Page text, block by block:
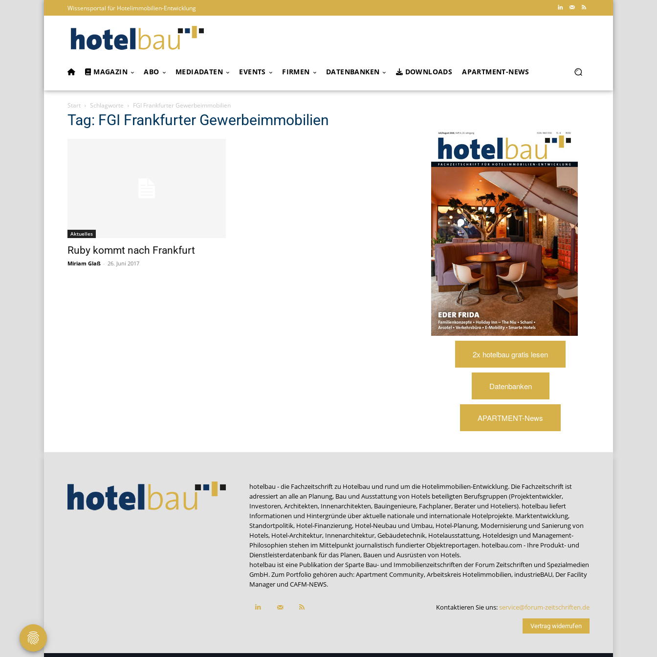
Wissensportal für Hotelimmobilien-Entwicklung
MAGAZIN ABO MEDIADATEN EVENTS FIRMEN DATENBANKEN DOWNLOADS APARTMENT-NEWS
Start Schlagworte FGI Frankfurter Gewerbeimmobilien
Tag: FGI Frankfurter Gewerbeimmobilien
Aktuelles
Ruby kommt nach Frankfurt
Miriam Glaß - 26. Juni 2017
2x hotelbau gratis lesen
Datenbanken
APARTMENT-News
hotelbau - die Fachzeitschrift zu Hotelbau und rund um die Hotelimmobilien-Entwicklung. Die Fachzeitschrift ist
adressiert an alle an Planung, Bau und Ausstattung von Hotels beteiligten Berufsgruppen (Projektentwickler,
Investoren, Architekten, Innenarchitekten, Bauingenieure, Fachplaner, Berater und Hoteliers). hotelbau liefert
Informationen und Hintergründe über aktuelle nationale und internationale Hotelprojekte. Marktentwicklung,
Standortpolitik, Hotel-Finanzierung, Hotel-Neubau und Umbau, Hotel-Planung, Modernisierung und Sanierung von
Hotels, Hotel-Architektur, Innenarchitektur, Gebäudetechnik, Hotelausstattung, Hoteldesign und Management-
Philosophien stehen im Mittelpunkt journalistisch fundierter Objektreportagen. hotelbau.com - Ihre Produkt- und
Dienstleisterdatenbank für das Planen, Bauen und Ausrüsten von Hotels.
hotelbau ist eine Publikation der Sparte Bau- und Immobilienzeitschriften der Forum Zeitschriften und Spezialmedien
GmbH. Zum Portfolio gehören auch:Apartment Community,Arbeitskreis Hotelimmobilien, industrieBAU, Der Facility
Manager und CAFM-NEWS.
Kontaktieren Sie uns:service@forum-zeitschriften.de
Vertrag widerrufen